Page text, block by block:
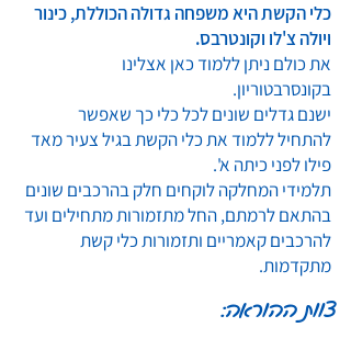
כלי הקשת היא משפחה גדולה הכוללת, כינור
ויולה צ'לו וקונטרבס.
את כולם ניתן ללמוד כאן אצלינו
בקונסרבטוריון.
ישנם גדלים שונים לכל כלי כך שאפשר
להתחיל ללמוד את כלי הקשת בגיל צעיר מאד
פילו לפני כיתה א'.
תלמידי המחלקה לוקחים חלק בהרכבים שונים
בהתאם לרמתם, החל מתזמורות מתחילים ועד
להרכבים קאמריים ותזמורות כלי קשת
מתקדמות.
צוות ההוראה: